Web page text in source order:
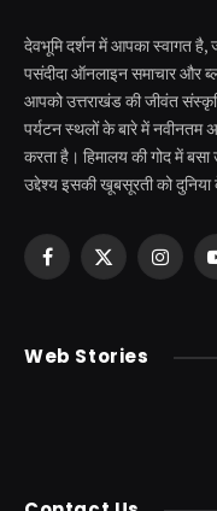
देवभूमि दर्शन में आपका स्वागत
पसंदीदा ऑनलाइन समाचार और
आपको उत्तराखंड की जीवंत
पर्यटन स्थलों के बारे में नवीनतम
करता है। हिमालय की गोद में
उद्देश्य इसकी खूबसूरती को
Facebook
X
Web Stories
केदारनाथ से पहले